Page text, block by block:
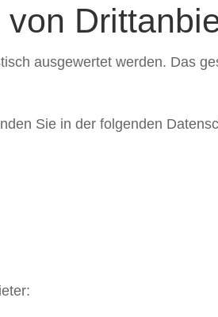
ausgewertet werden. Das
Sie in der folgenden